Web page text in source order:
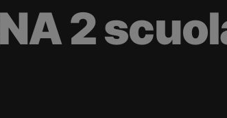
2